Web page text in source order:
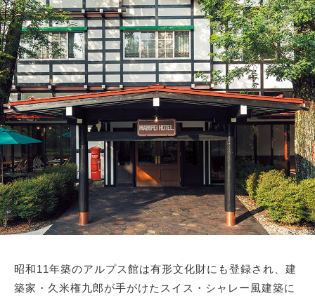
昭和11年築のアルプス館は有形文化財にも登録され、建
築家・久米権九郎が手がけたスイス・シャレー風建築に